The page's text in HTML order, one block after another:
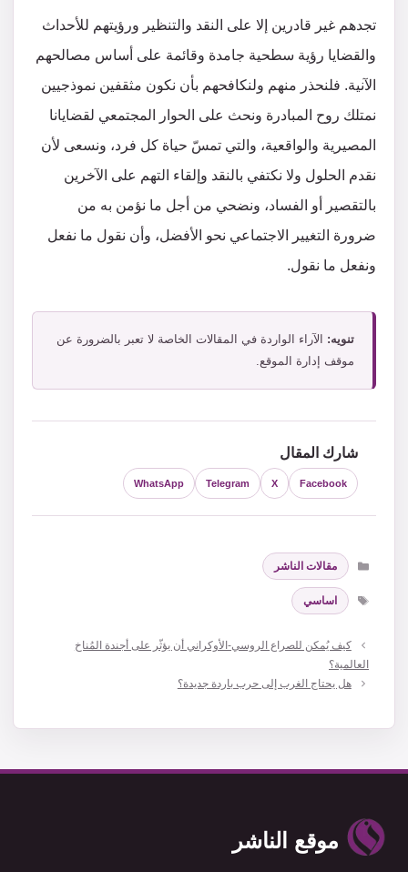
تجدهم غير قادرين إلا على النقد والتنظير ورؤيتهم للأحداث
والقضايا رؤية سطحية جامدة وقائمة على أساس مصالحهم
الآنية. فلنحذر منهم ولنكافحهم بأن نكون مثقفين نموذجيين
نمتلك روح المبادرة ونحث على الحوار المجتمعي لقضايانا
المصيرية والواقعية، والتي تمسّ حياة كل فرد، ونسعى لأن
نقدم الحلول ولا نكتفي بالنقد وإلقاء التهم على الآخرين
بالتقصير أو الفساد، ونضحي من أجل ما نؤمن به من
ضرورة التغيير الاجتماعي نحو الأفضل، وأن نقول ما نفعل
ونفعل ما نقول.
تنويه: الآراء الواردة في المقالات الخاصة لا تعبر بالضرورة عن
موقف إدارة الموقع.
شارك المقال
Facebook
X
Telegram
WhatsApp
التصنيفات
مقالات الناشر
الوسوم
اساسي
كيف يُمكن للصراع الروسي-الأوكراني أن يؤثّر على أجندة المُناخ
العالمية؟
هل يحتاج الغرب إلى حرب باردة جديدة؟
موقع الناشر